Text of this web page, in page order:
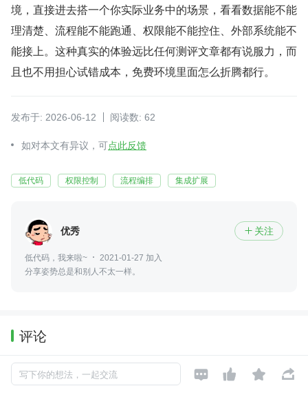
境，直接进去搭一个你实际业务中的场景，看看数据能不能
理清楚、流程能不能跑通、权限能不能控住、外部系统能不
能接上。这种真实的体验远比任何测评文章都有说服力，而
且也不用担心试错成本，免费环境里面怎么折腾都行。
发布于: 2026-06-12 阅读数: 62
如对本文有异议，可点此反馈
低代码 权限控制 流程编排 集成扩展
优秀  关注
低代码，我来啦~
2021-01-27 加入
分享姿势总是和别人不太一样。
评论
写下你的想法，一起交流    